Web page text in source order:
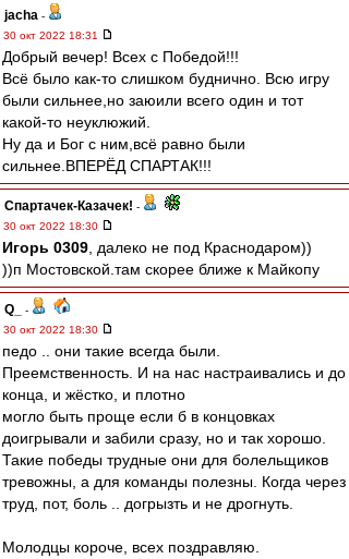
jacha -
30 окт 2022 18:31
Добрый вечер! Всех с Победой!!!
Всё было как-то слишком буднично. Всю игру
были сильнее,но заюили всего один и тот
какой-то неуклюжий.
Ну да и Бог с ним,всё равно были
сильнее.ВПЕРЁД СПАРТАК!!!
Спартачек-Казачек! -
30 окт 2022 18:30
Игорь 0309 , далеко не под Краснодаром))
))п Мостовской.там скорее ближе к Майкопу
Q_
-
30 окт 2022 18:30
педо .. они такие всегда были.
Преемственность. И на нас настраивались и до
конца, и жёстко, и плотно
могло быть проще если б в концовках
доигрывали и забили сразу, но и так хорошо.
Такие победы трудные они для болельщиков
тревожны, а для команды полезны. Когда через
труд, пот, боль .. догрызть и не дрогнуть.
Молодцы короче, всех поздравляю.